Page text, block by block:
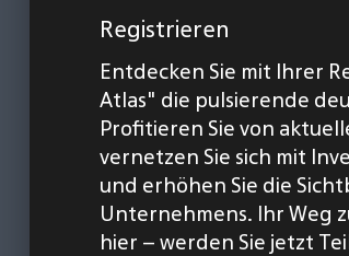
Registrieren
Entdecken Sie mit Ihrer
Atlas" die pulsierende
Profitieren Sie von
vernetzen Sie sich mit
und erhöhen Sie die
Unternehmens. Ihr Weg
hier – werden Sie jetzt